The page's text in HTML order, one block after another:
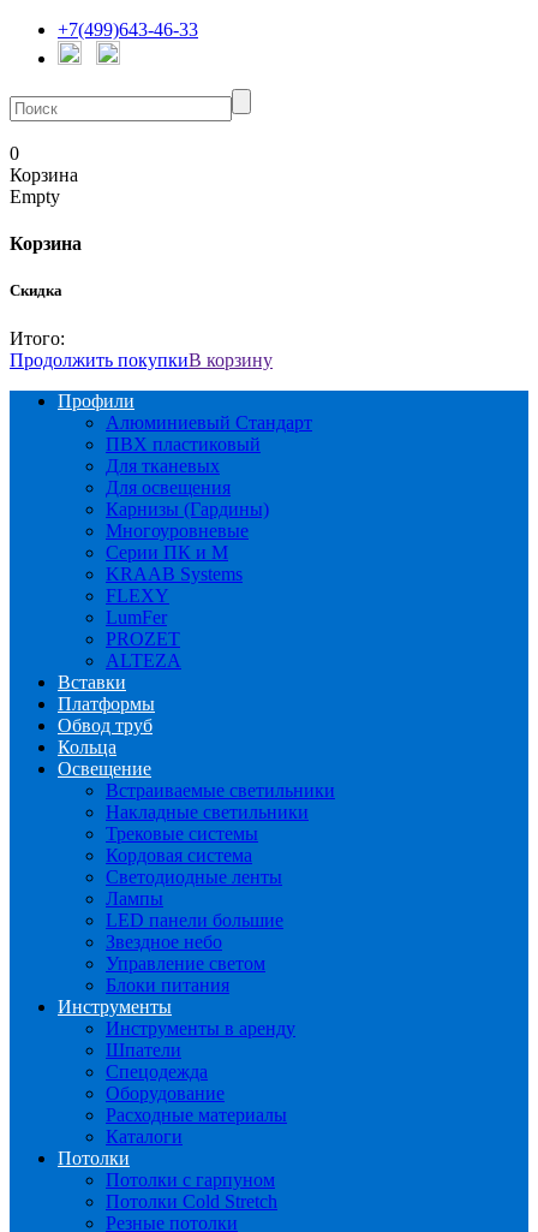
+7(499)643-46-33
0
Корзина
Empty
Корзина
Скидка
Итого:
Продолжить покупкиВ корзину
Профили
Алюминиевый Стандарт
ПВХ пластиковый
Для тканевых
Для освещения
Карнизы (Гардины)
Многоуровневые
Серии ПК и М
KRAAB Systems
FLEXY
LumFer
PROZET
ALTEZA
Вставки
Платформы
Обвод труб
Кольца
Освещение
Встраиваемые светильники
Накладные светильники
Трековые системы
Кордовая система
Светодиодные ленты
Лампы
LED панели большие
Звездное небо
Управление светом
Блоки питания
Инструменты
Инструменты в аренду
Шпатели
Спецодежда
Оборудование
Расходные материалы
Каталоги
Потолки
Потолки с гарпуном
Потолки Cold Stretch
Резные потолки